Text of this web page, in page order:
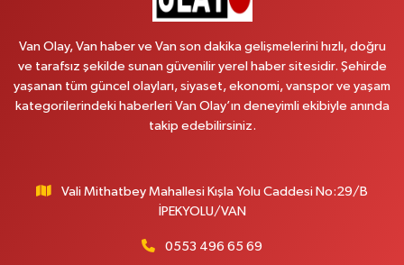
Van Olay, Van haber ve Van son dakika gelişmelerini hızlı, doğru
ve tarafsız şekilde sunan güvenilir yerel haber sitesidir. Şehirde
yaşanan tüm güncel olayları, siyaset, ekonomi, vanspor ve yaşam
kategorilerindeki haberleri Van Olay’ın deneyimli ekibiyle anında
takip edebilirsiniz.
Vali Mithatbey Mahallesi Kışla Yolu Caddesi No:29/B
İPEKYOLU/VAN
0553 496 65 69